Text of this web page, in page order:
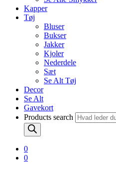
Kapper
Tøj
Bluser
Bukser
Jakker
Kjoler
Nederdele
Sæt
Se Alt Tøj
Decor
Se Alt
Gavekort
Products search
0
0